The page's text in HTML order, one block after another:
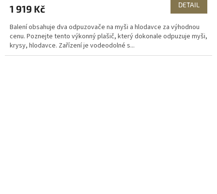
1 919 Kč DETAIL
Balení obsahuje dva odpuzovače na myši a hlodavce za výhodnou
cenu. Poznejte tento výkonný plašič, který dokonale odpuzuje myši,
krysy, hlodavce. Zařízení je vodeodolné s...